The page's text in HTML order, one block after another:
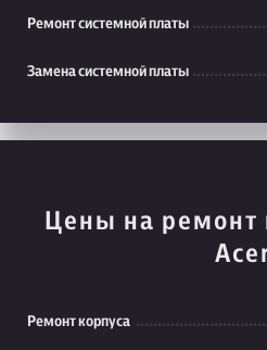
Ремонт системной платы
Замена системной платы
Цены на ремонт
Ремонт корпуса